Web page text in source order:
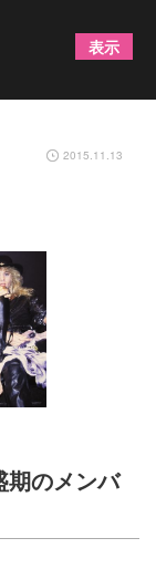
2015.11.13
期のメンバ
表示